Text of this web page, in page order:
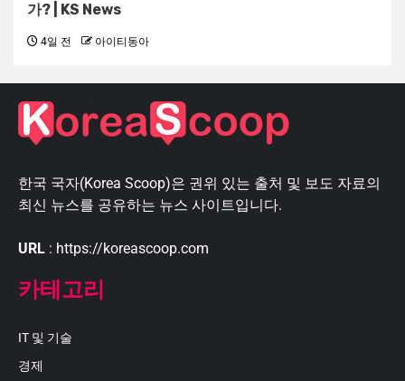
가? | KS News
4일 전 아이티동아
한국 국자(Korea Scoop)은 권위 있는 출처 및 보도 자료의
최신 뉴스를 공유하는 뉴스 사이트입니다.
URL : https://koreascoop.com
카테고리
IT 및 기술
경제